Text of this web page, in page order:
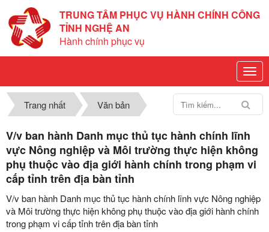
TRUNG TÂM PHỤC VỤ HÀNH CHÍNH CÔNG
TỈNH NGHỆ AN
Hành chính phục vụ
Trang nhất Văn bản
V/v ban hành Danh mục thủ tục hành chính lĩnh
vực Nông nghiệp và Môi trường thực hiện không
phụ thuộc vào địa giới hành chính trong phạm vi
cấp tỉnh trên địa bàn tỉnh
V/v ban hành Danh mục thủ tục hành chính lĩnh vực Nông nghiệp
và Môi trường thực hiện không phụ thuộc vào địa giới hành chính
trong phạm vi cấp tỉnh trên địa bàn tỉnh